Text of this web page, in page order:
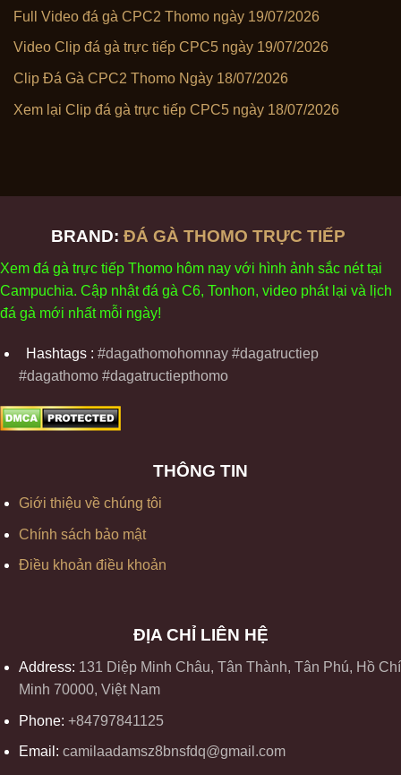
Full Video đá gà CPC2 Thomo ngày 19/07/2026
Video Clip đá gà trực tiếp CPC5 ngày 19/07/2026
Clip Đá Gà CPC2 Thomo Ngày 18/07/2026
Xem lại Clip đá gà trực tiếp CPC5 ngày 18/07/2026
BRAND: ĐÁ GÀ THOMO TRỰC TIẾP
Xem đá gà trực tiếp Thomo hôm nay với hình ảnh sắc néttại
Campuchia. Cập nhậtđá gà C6, Tonhon, video phátl ại và ịch
đá gà mới nhất mỗi ngày!
Hashtags : #dagathomohomnay #dagatructiep
#dagathomo #dagatructiepthomo
THÔNG TIN
Giới thiệu về chúng tôi
Chính sách bảo mật
Điều khoản điều khoản
ĐỊA CHỈ LIÊN HỆ
Address: 131 Diệp Minh Châu, Tân Thành, Tân Phú, Hồ Chí
Minh 70000, Việt Nam
Phone: +84797841125
Email: camilaadamsz8bnsfdq@gmail.com